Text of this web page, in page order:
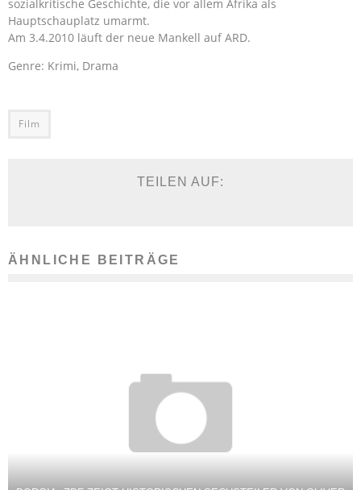
sozialkritische Geschichte, die vor allem Afrika als
Hauptschauplatz umarmt.
Am 3.4.2010 läuft der neue Mankell auf ARD.
Genre: Krimi, Drama
Film
TEILEN AUF:
ÄHNLICHE BEITRÄGE